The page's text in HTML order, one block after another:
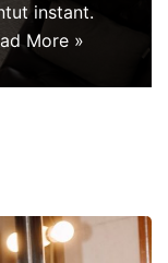
instant.
More »